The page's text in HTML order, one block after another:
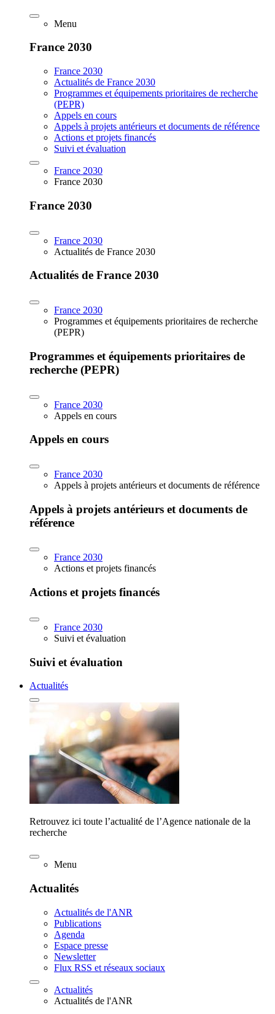
Menu
France 2030
France 2030
Actualités de France 2030
Programmes et équipements prioritaires de recherche
(PEPR)
Appels en cours
Appels à projets antérieurs et documents de référence
Actions et projets financés
Suivi et évaluation
France 2030
France 2030
France 2030
France 2030
Actualités de France 2030
Actualités de France 2030
France 2030
Programmes et équipements prioritaires de recherche
(PEPR)
Programmes et équipements prioritaires de
recherche (PEPR)
France 2030
Appels en cours
Appels en cours
France 2030
Appels à projets antérieurs et documents de référence
Appels à projets antérieurs et documents de
référence
France 2030
Actions et projets financés
Actions et projets financés
France 2030
Suivi et évaluation
Suivi et évaluation
Actualités
Retrouvez ici toute l’actualité de l’Agence nationale de la
recherche
Menu
Actualités
Actualités de l'ANR
Publications
Agenda
Espace presse
Newsletter
Flux RSS et réseaux sociaux
Actualités
Actualités de l'ANR